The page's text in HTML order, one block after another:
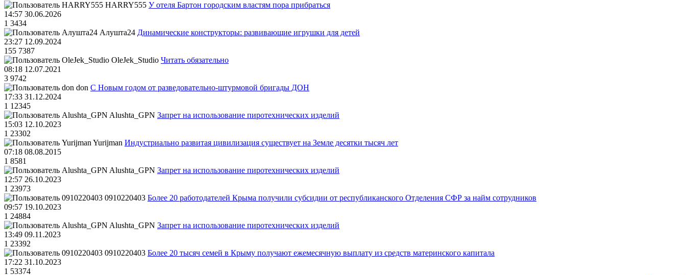
HARRY555 У отеля Бартон городским властям пора прибраться
14:57 30.06.2026
1 3434
Алушта24 Динамические конструкторы: развивающие игрушки для детей
23:27 12.09.2024
155 7387
OleJek_Studio Читать обязательно
08:18 12.07.2021
3 9742
don С Новым годом от разведовательно-штурмовой бригады ДОН
17:33 31.12.2024
1 12345
Alushta_GPN Запрет на использование пиротехнических изделий
15:03 12.10.2023
1 23302
Yurijman Индустриально развитая цивилизация существует на Земле десятки тысяч лет
07:18 08.08.2015
1 8581
Alushta_GPN Запрет на использование пиротехнических изделий
12:57 26.10.2023
1 23973
0910220403 Более 20 работодателей Крыма получили субсидии от республиканского Отделения СФР за найм сотрудников
09:57 19.10.2023
1 24884
Alushta_GPN Запрет на использование пиротехнических изделий
13:49 09.11.2023
1 23392
0910220403 Более 20 тысяч семей в Крыму получают ежемесячную выплату из средств материнского капитала
17:22 31.10.2023
1 53374